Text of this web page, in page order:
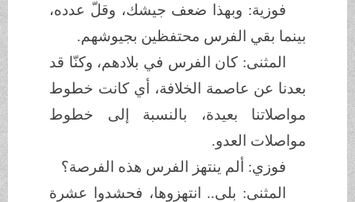
فوزية: وبهذا ضعف جيشك، وقلّ عدده،
بينما بقي الفرس محتفظين بجيوشهم.
المثنى: كان الفرس في بلادهم، وكنّا قد
بعدنا عن عاصمة الخلافة، أي كانت خطوط
مواصلاتنا بعيدة، بالنسبة إلى خطوط
مواصلات العدو.
فوزي: ألم ينتهز الفرس هذه الفرصة؟
المثنى: بلى.. انتهزوها، فحشدوا عشرة